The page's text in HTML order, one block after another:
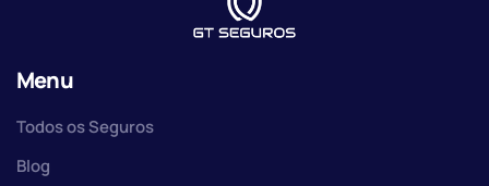
Menu
Todos os Seguros
Blog